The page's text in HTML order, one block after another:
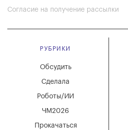
Согласие на получение рассылки
РУБРИКИ
Обсудить
Сделала
Роботы/ИИ
ЧМ2026
Прокачаться